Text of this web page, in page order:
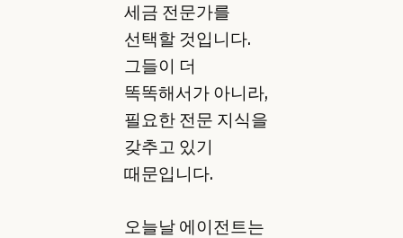
세금 전문가를
선택할 것입니다.
그들이 더
똑똑해서가 아니라,
필요한 전문 지식을
갖추고 있기
때문입니다.
오늘날 에이전트는